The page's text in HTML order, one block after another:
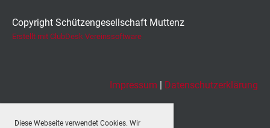
Diese Webseite verwendet Cookies. Wir
Copyright Schützengesellschaft Muttenz
Erstellt mit ClubDesk Vereinssoftware
Impressum | Datenschutzerklärung